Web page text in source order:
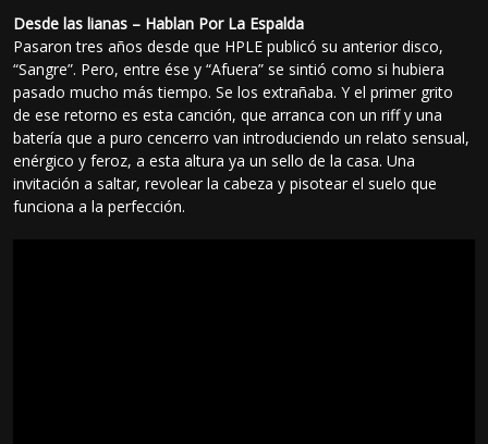
Desde las lianas – Hablan Por La Espalda
Pasaron tres años desde que HPLE publicó su anterior disco,
“Sangre”. Pero, entre ése y “Afuera” se sintió como si hubiera
pasado mucho más tiempo. Se los extrañaba. Y el primer grito
de ese retorno es esta canción, que arranca con un riff y una
batería que a puro cencerro van introduciendo un relato sensual,
enérgico y feroz, a esta altura ya un sello de la casa. Una
invitación a saltar, revolear la cabeza y pisotear el suelo que
funciona a la perfección.